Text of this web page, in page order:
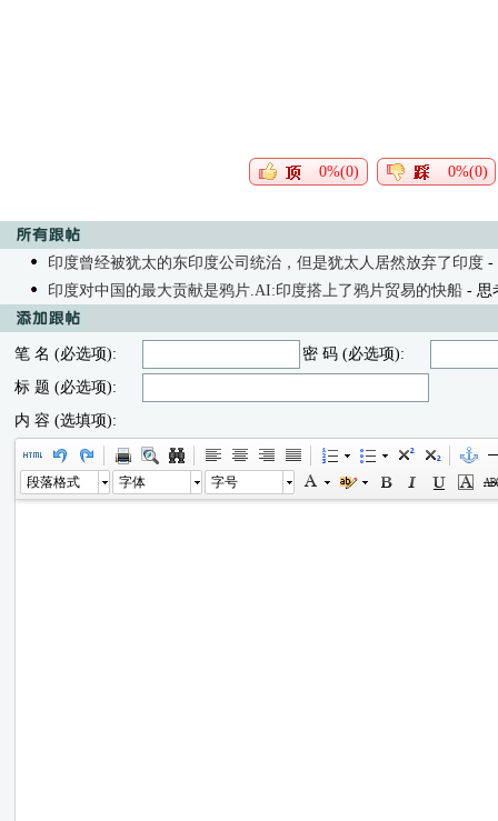
0%(0) 0%(0)
印度曾经被犹太的东印度公司统治，但是犹太人居然放弃了印度 -
印度对中国的最大贡献是鸦片.AI:印度搭上了鸦片贸易的快船 - 思
笔 名 (必选项):
密 码 (必选项):
标 题 (必选项):
内 容 (选填项):
段落格式 字体 字号